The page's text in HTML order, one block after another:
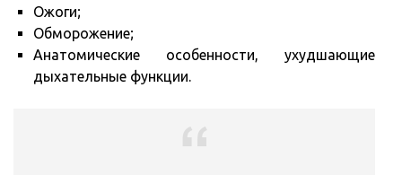
Ожоги;
Обморожение;
Анатомические особенности, ухудшающие
дыхательные функции.